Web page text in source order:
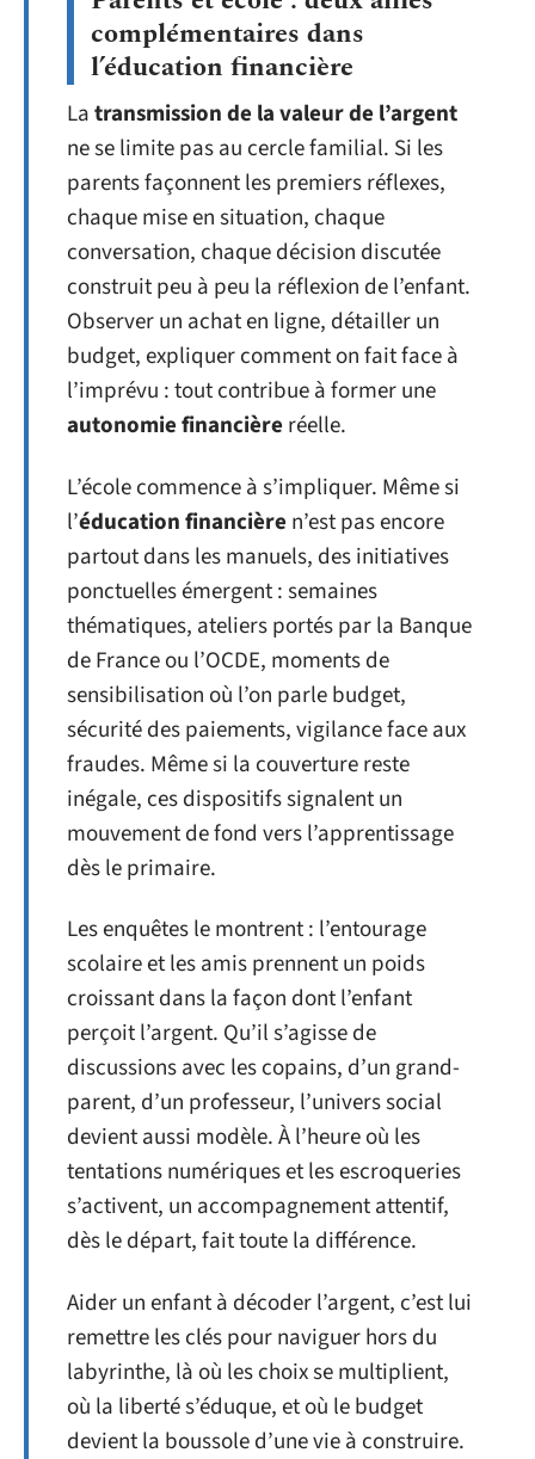
complémentaires dans
l’éducation financière
Latransmission de la valeur de l’argent
ne se limite pas au cercle familial. Si les
parents façonnent les premiers réflexes,
chaque mise en situation, chaque
conversation, chaque décision discutée
construit peu à peu la réflexion de l’enfant.
Observer un achat en ligne, détailler un
budget, expliquer comment on fait face à
l’imprévu : tout contribue à former une
autonomie financière réelle.
L’école commence à s’impliquer. Même si
l’éducation financière n’est pas encore
partout dans les manuels, des initiatives
ponctuelles émergent : semaines
thématiques, ateliers portés par la Banque
de France ou l’OCDE, moments de
sensibilisation où l’on parle budget,
sécurité des paiements, vigilance face aux
fraudes. Même si la couverture reste
inégale, ces dispositifs signalent un
mouvement de fond vers l’apprentissage
dès le primaire.
Les enquêtes le montrent : l’entourage
scolaire et les amis prennent un poids
croissant dans la façon dont l’enfant
perçoit l’argent. Qu’il s’agisse de
discussions avec les copains, d’un grand-
parent, d’un professeur, l’univers social
devient aussi modèle. À l’heure où les
tentations numériques et les escroqueries
s’activent, un accompagnement attentif,
dès le départ, fait toute la différence.
Aider un enfant à décoder l’argent, c’est lui
remettre les clés pour naviguer hors du
labyrinthe, là où les choix se multiplient,
où la liberté s’éduque, et où le budget
devient la boussole d’une vie à construire.